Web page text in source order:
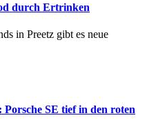
durch Ertrinken
in Preetz gibt es neue
Porsche SE tief in den roten